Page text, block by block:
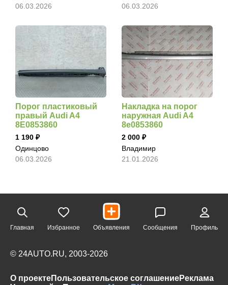
06.03.2026
06.03.2026
Порог пластиковый
правый Audi A4
8E0853860
1 190
Одинцово
06.03.2026
Накладка на порог
наружная Audi A4
8e0853860
2 000
Владимир
21.01.2026
Главная Избранное Объявления Сообщения Профиль
© 24AUTO.RU, 2003-2026
О проектеПользовательское соглашениеРеклама